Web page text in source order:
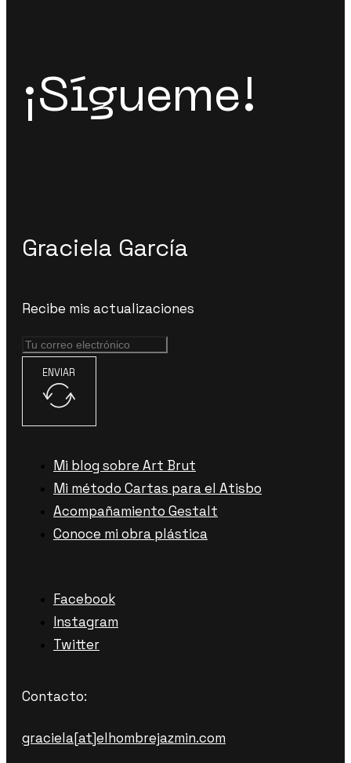
¡Sígueme!
Graciela García
Recibe mis actualizaciones
ENVIAR
Mi blog sobre Art Brut
Mi método Cartas para el Atisbo
Acompañamiento Gestalt
Conoce mi obra plástica
Facebook
Instagram
Twitter
Contacto:
graciela[at]elhombrejazmin.com